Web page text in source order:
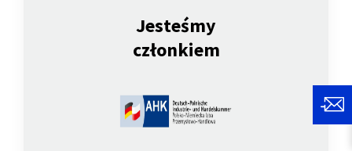
Jesteśmy
członkiem